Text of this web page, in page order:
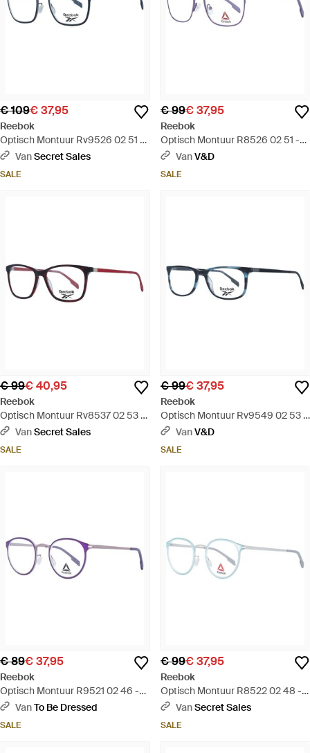
€ 109€ 37,95
Reebok
Optisch Montuur Rv9526 02 51 -
Blauw
VanSecret Sales
SALE
€ 99€ 37,95
Reebok
Optisch Montuur R8526 02 51 -
Metallic
VanV&D
SALE
€ 99€ 40,95
Reebok
Optisch Montuur Rv8537 02 53 -
BruinVanSecret Sales
SALE
€ 99€ 37,95
Reebok
Optisch Montuur Rv9549 02 53 -
Blauw
VanV&D
SALE
€ 89€ 37,95
Reebok
Optisch Montuur R9521 02 46 -
Metallic
VanTo Be Dressed
SALE
€ 99€ 37,95
Reebok
Optisch Montuur R8522 02 48 -
Metallic
VanSecret Sales
SALE